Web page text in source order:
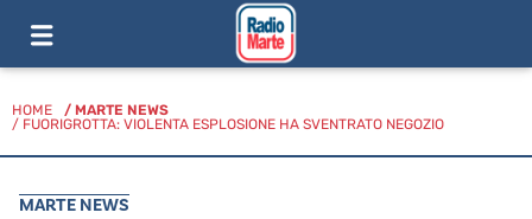
HOME / MARTE NEWS
/ FUORIGROTTA: VIOLENTA ESPLOSIONE HA SVENTRATO NEGOZIO
MARTE NEWS